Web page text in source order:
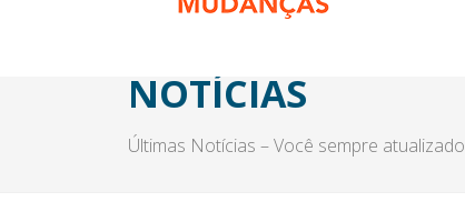
NOTÍCIAS
Últimas Notícias – Você sempre atualizado